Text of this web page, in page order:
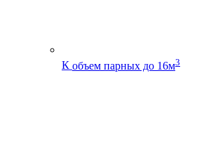
К объем парных до 16м3